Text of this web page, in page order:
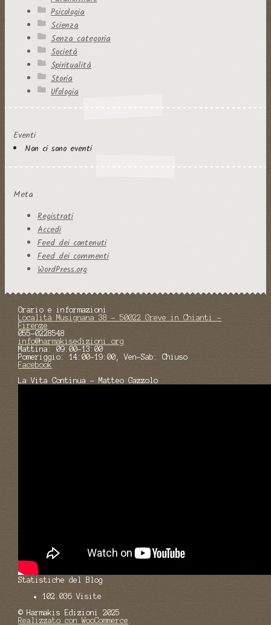
Psicologia
Scienza
Senza categoria
Società
Spiritualità
Storia
Ufologia
Eventi
Non ci sono eventi
Meta
Registrati
Accedi
Feed dei contenuti
Feed dei commenti
WordPress.org
Orario e informazioni
Località Musignana 38 - 50022 Greve in Chianti -
Firenze
055-0228548
info@harmakisedizioni.org
Mattina: 09:00-13:00
Pomeriggio: 14:00-19:00, Ven-Sab: Chiuso
Facebook
La Vita Continua - Matteo Gazzolo
Statistiche del Blog
102.036 Visite
© Harmakis Edizioni 2025
Realizzato con WooCommerce